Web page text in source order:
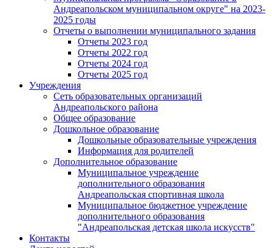
Андреапольском муниципальном округе" на 2023-
2025 годы
Отчеты о выполнении муниципального задания
Отчеты 2023 год
Отчеты 2022 год
Отчеты 2024 год
Отчеты 2025 год
Учреждения
Сеть образовательных организаций
Андреапольского района
Общее образование
Дошкольное образование
Дошкольные образовательные учреждения
Информация для родителей
Дополнительное образование
Муниципальное учреждение
дополнительного образования
Андреапольская спортивная школа
Муниципальное бюджетное учреждение
дополнительного образования
"Андреапольская детская школа искусств"
Контакты